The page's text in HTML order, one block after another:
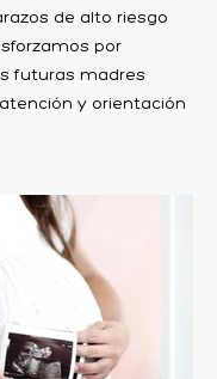
de alto riesgo
por
futuras madres
y orientación